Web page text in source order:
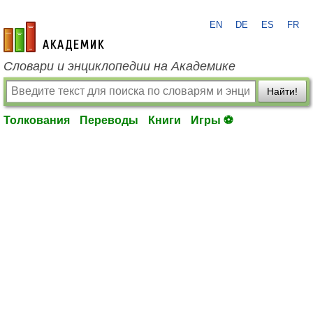
academic.ru
EN DE ES FR
Словари и энциклопедии на Академике
Найти!
Толкования Переводы Книги Игры ⚽